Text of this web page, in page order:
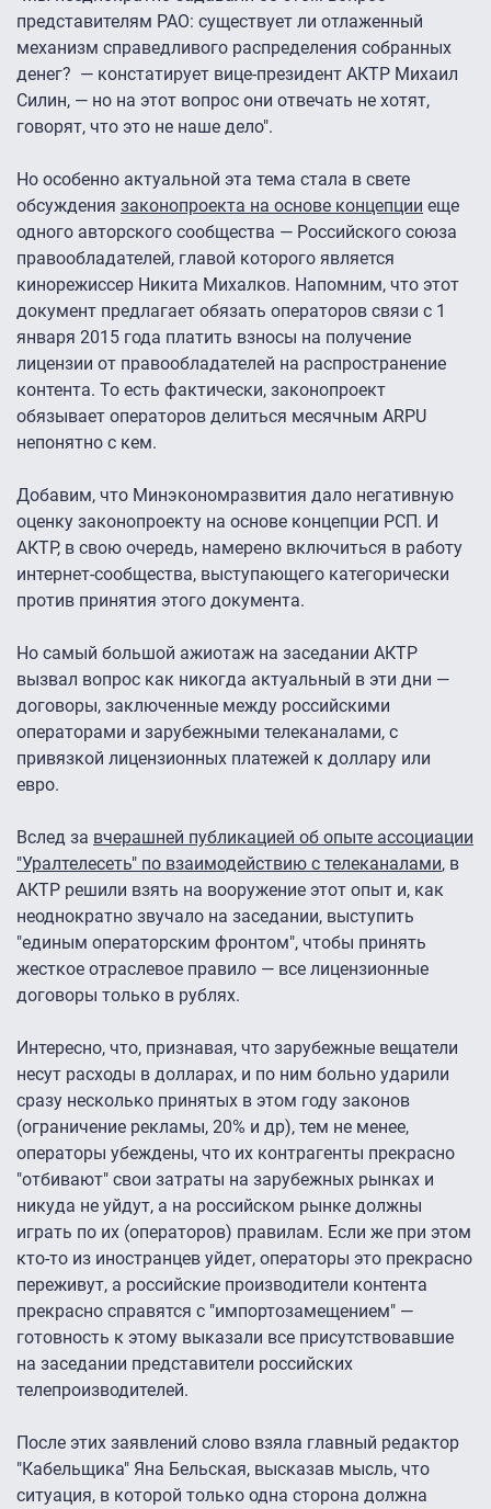
представителям РАО: существует ли отлаженный
механизм справедливого распределения собранных
денег? — констатирует вице-президент АКТР Михаил
Силин, — но на этот вопрос они отвечать не хотят,
говорят, что это не наше дело".
Но особенно актуальной эта тема стала в свете
обсуждения законопроекта на основе концепции еще
одного авторского сообщества — Российского союза
правообладателей, главой которого является
кинорежиссер Никита Михалков. Напомним, что этот
документ предлагает обязать операторов связи с 1
января 2015 года платить взносы на получение
лицензии от правообладателей на распространение
контента. То есть фактически, законопроект
обязывает операторов делиться месячным ARPU
непонятно с кем.
Добавим, что Минэкономразвития дало негативную
оценку законопроекту на основе концепции РСП. И
АКТР, в свою очередь, намерено включиться в работу
интернет-сообщества, выступающего категорически
против принятия этого документа.
Но самый большой ажиотаж на заседании АКТР
вызвал вопрос как никогда актуальный в эти дни —
договоры, заключенные между российскими
операторами и зарубежными телеканалами, с
привязкой лицензионных платежей к доллару или
евро.
Вслед за вчерашней публикацией об опыте ассоциации
"Уралтелесеть" по взаимодействию с телеканалами, в
АКТР решили взять на вооружение этот опыт и, как
неоднократно звучало на заседании, выступить
"единым операторским фронтом", чтобы принять
жесткое отраслевое правило — все лицензионные
договоры только в рублях.
Интересно, что, признавая, что зарубежные вещатели
несут расходы в долларах, и по ним больно ударили
сразу несколько принятых в этом году законов
(ограничение рекламы, 20% и др), тем не менее,
операторы убеждены, что их контрагенты прекрасно
"отбивают" свои затраты на зарубежных рынках и
никуда не уйдут, а на российском рынке должны
играть по их (операторов) правилам. Если же при этом
кто-то из иностранцев уйдет, операторы это прекрасно
переживут, а российские производители контента
прекрасно справятся с "импортозамещением" —
готовность к этому выказали все присутствовавшие
на заседании представители российских
телепроизводителей.
После этих заявлений слово взяла главный редактор
"Кабельщика" Яна Бельская, высказав мысль, что
ситуация, в которой только одна сторона должна